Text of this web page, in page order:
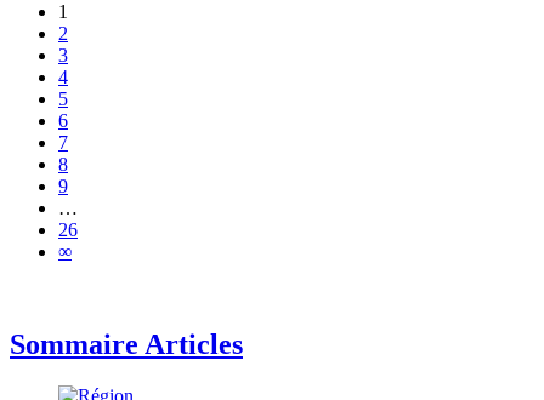
1
2
3
4
5
6
7
8
9
…
26
∞
Sommaire Articles